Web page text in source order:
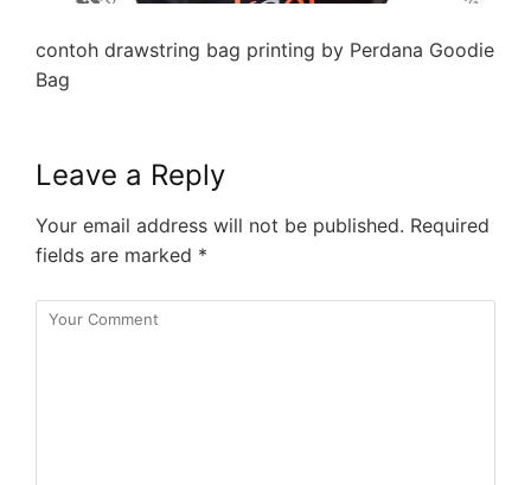
contoh drawstring bag printing by Perdana Goodie
Bag
Leave a Reply
Your email address will not be published. Required
fields are marked *